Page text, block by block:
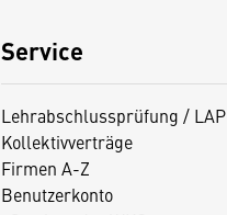
Service
Lehrabschlussprüfung / LAP
Kollektivverträge
Firmen A-Z
Benutzerkonto